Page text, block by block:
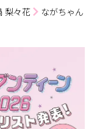
梨々花 ながちゃん